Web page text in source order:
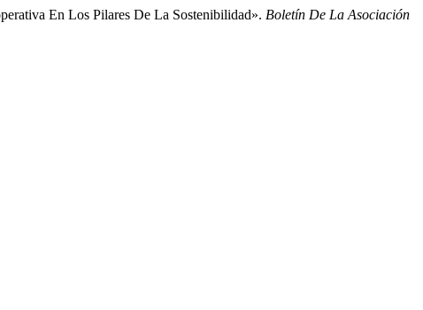
En Los Pilares De La Sostenibilidad». Boletín De La Asociación